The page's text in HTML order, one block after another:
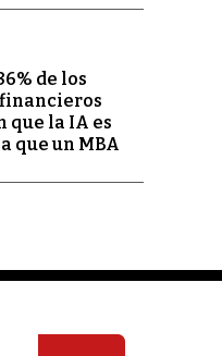
de los
que la IA es
que un MBA